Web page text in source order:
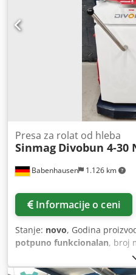
Babenhausen 1.126 km
Presa za rolat od hleba
Sinmag Divobun 4-30
Informacije o ceni
Stanje: novo, Godina
potpuno funkcionalan, broj
, ulazni
sertifikovan do:08/2028,